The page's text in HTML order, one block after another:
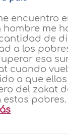
encuentro
hombre me
de
a los
esa
cuando
a que
del zakat
pobres.